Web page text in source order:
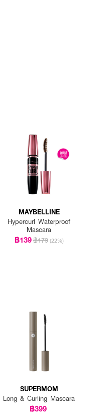
MAYBELLINE
Hypercurl Waterproof
Mascara
฿139฿179 (22%)
SUPERMOM
Long & Curling Mascara
฿399